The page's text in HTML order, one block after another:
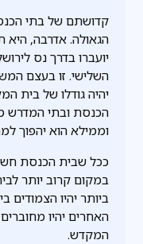
קדושתם של בתי
הגאולה. אדרבה, היא
יועברו בדרך נס
השלישי. זו בעצם
יהיה גודלו של בית
הכנסת ובתי המדרש
וממילא הוא יהפוך
ככל שבית הכנסת
במקום קרוב יותר
ביותר יהיו
האחרים יהיו
המקדש.